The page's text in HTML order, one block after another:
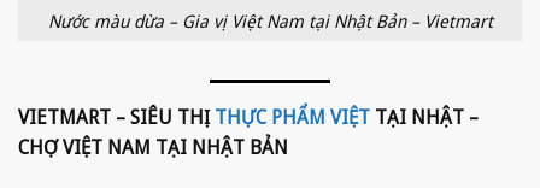
Nước màu dừa – Gia vị Việt Nam tại Nhật Bản – Vietmart
VIETMART – SIÊU THỊTHỰC PHẨM VIỆT TẠI NHẬT –
CHỢ VIỆT NAM TẠI NHẬT BẢN